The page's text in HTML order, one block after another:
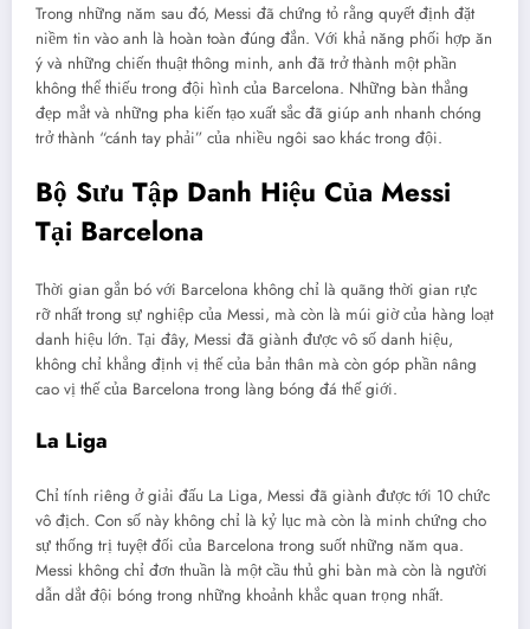
Trong những năm sau đó, Messi đã chứng tỏ rằng quyết định đặt
niềm tin vào anh là hoàn toàn đúng đắn. Với khả năng phối hợp ăn
ý và những chiến thuật thông minh, anh đã trở thành một phần
không thể thiếu trong đội hình của Barcelona. Những bàn thắng
đẹp mắt và những pha kiến tạo xuất sắc đã giúp anh nhanh chóng
trở thành “cánh tay phải” của nhiều ngôi sao khác trong đội.
Bộ Sưu Tập Danh Hiệu Của Messi
Tại Barcelona
Thời gian gắn bó với Barcelona không chỉ là quãng thời gian rực
rỡ nhất trong sự nghiệp của Messi, mà còn là múi giờ của hàng loạt
danh hiệu lớn. Tại đây, Messi đã giành được vô số danh hiệu,
không chỉ khẳng định vị thế của bản thân mà còn góp phần nâng
cao vị thế của Barcelona trong làng bóng đá thế giới.
La Liga
Chỉ tính riêng ở giải đấu La Liga, Messi đã giành được tới 10 chức
vô địch. Con số này không chỉ là kỷ lục mà còn là minh chứng cho
sự thống trị tuyệt đối của Barcelona trong suốt những năm qua.
Messi không chỉ đơn thuần là một cầu thủ ghi bàn mà còn là người
dẫn dắt đội bóng trong những khoảnh khắc quan trọng nhất.